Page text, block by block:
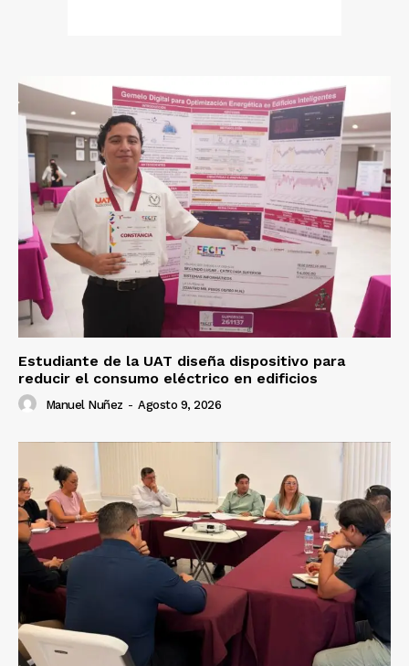
Estudiante de la UAT diseña dispositivo para
reducir el consumo eléctrico en edificios
Manuel Nuñez - Agosto 9, 2026